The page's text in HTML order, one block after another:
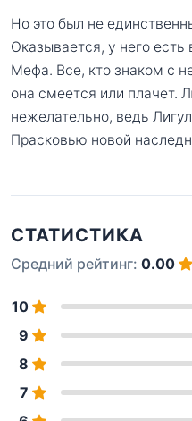
Но это был не
Оказывается, у него
Мефа. Все, кто знаком с
она смеется или плачет.
нежелательно, ведь
Прасковью новой
СТАТИСТИКА
Средний рейтинг: 0.00
10
9
8
7